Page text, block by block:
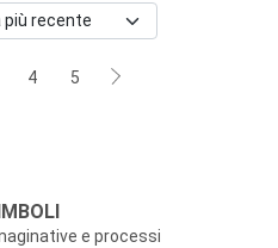
4 5
e processi